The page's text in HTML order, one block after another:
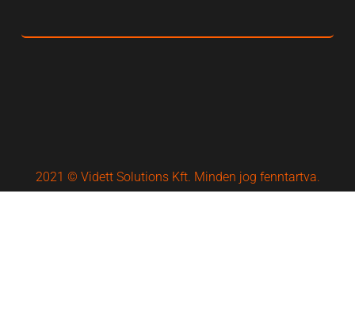
2021 © Vidett Solutions Kft. Minden jog fenntartva.